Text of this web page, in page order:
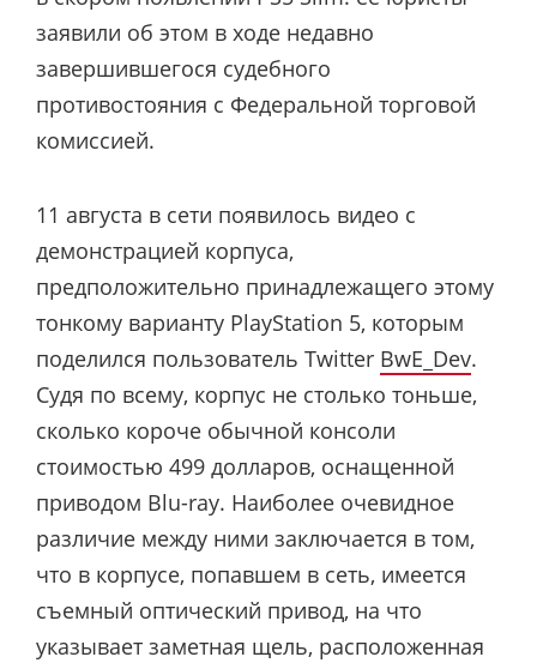
заявили об этом в ходе недавно
завершившегося судебного
противостояния с Федеральной торговой
комиссией.
11 августа в сети появилось видео с
демонстрацией корпуса,
предположительно принадлежащего этому
тонкому варианту PlayStation 5, которым
поделился пользователь Twitter BwE_Dev.
Судя по всему, корпус не столько тоньше,
сколько короче обычной консоли
стоимостью 499 долларов, оснащенной
приводом Blu-ray. Наиболее очевидное
различие между ними заключается в том,
что в корпусе, попавшем в сеть, имеется
съемный оптический привод, на что
указывает заметная щель, расположенная